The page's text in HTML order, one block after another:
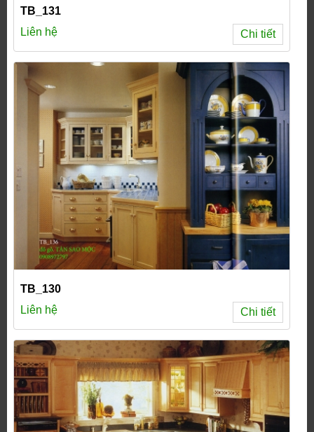
TB_131
Liên hệ
Chi tiết
TB_130
Liên hệ
Chi tiết